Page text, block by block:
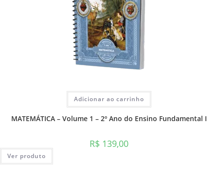
Adicionar ao carrinho
MATEMÁTICA – Volume 1 – 2º Ano do Ensino Fundamental I
R$ 139,00
Ver produto